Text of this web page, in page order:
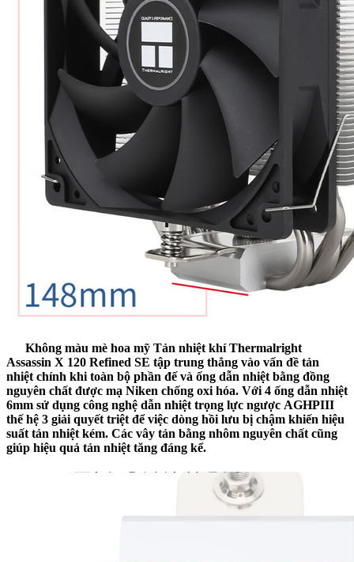
Không màu mè hoa mỹ Tản nhiệt khí Thermalright
Assassin X 120 Refined SE tập trung thẳng vào vấn đề tản
nhiệt chính khi toàn bộ phần đế và ống dẫn nhiệt bằng đồng
nguyên chất được mạ Niken chống oxi hóa. Với 4 ống dẫn nhiệt
6mm sử dụng công nghệ dẫn nhiệt trọng lực ngược AGHPIII
thế hệ 3 giải quyết triệt để việc dòng hồi lưu bị chậm khiến hiệu
suất tản nhiệt kém. Các vây tản bằng nhôm nguyên chất cũng
giúp hiệu quả tản nhiệt tăng đáng kể.